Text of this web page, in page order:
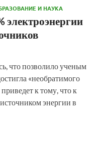
И НАУКА
электроэнергии
что позволило ученым
«необратимого
к тому, что к
энергии в